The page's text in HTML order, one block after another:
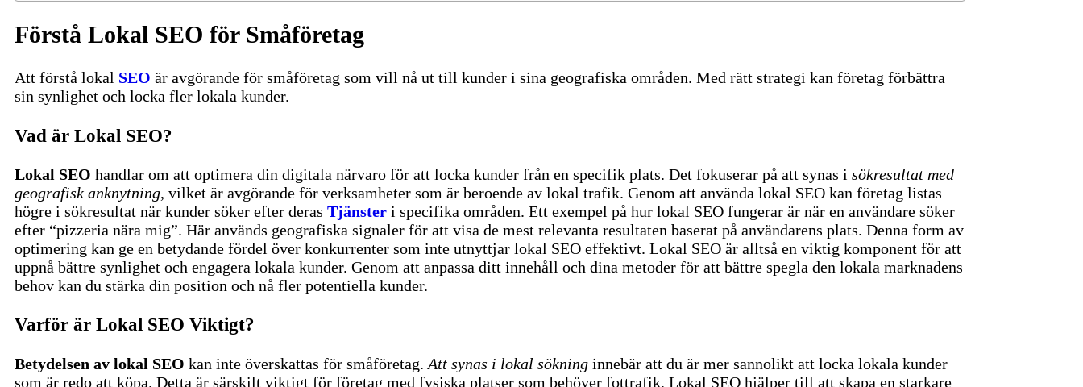
Förstå Lokal SEO för Småföretag
Att förstå lokal SEO är avgörande för småföretag som vill nå ut till kunder i sina geografiska områden. Med rätt strategi kan företag förbättra
sin synlighet och locka fler lokala kunder.
Vad är Lokal SEO?
Lokal SEO handlar om att optimera din digitala närvaro för att locka kunder från en specifik plats. Det fokuserar på att synas i sökresultat med
geografisk anknytning, vilket är avgörande för verksamheter som är beroende av lokal trafik. Genom att använda lokal SEO kan företag listas
högre i sökresultat när kunder söker efter deras Tjänster i specifika områden. Ett exempel på hur lokal SEO fungerar är när en användare söker
efter “pizzeria nära mig”. Här används geografiska signaler för att visa de mest relevanta resultaten baserat på användarens plats. Denna form av
optimering kan ge en betydande fördel över konkurrenter som inte utnyttjar lokal SEO effektivt. Lokal SEO är alltså en viktig komponent för att
uppnå bättre synlighet och engagera lokala kunder. Genom att anpassa ditt innehåll och dina metoder för att bättre spegla den lokala marknadens
behov kan du stärka din position och nå fler potentiella kunder.
Varför är Lokal SEO Viktigt?
Betydelsen av lokal SEO kan inte överskattas för småföretag. Att synas i lokal sökning innebär att du är mer sannolikt att locka lokala kunder
som är redo att köpa. Detta är särskilt viktigt för företag med fysiska platser som behöver fottrafik. Lokal SEO hjälper till att skapa en starkare